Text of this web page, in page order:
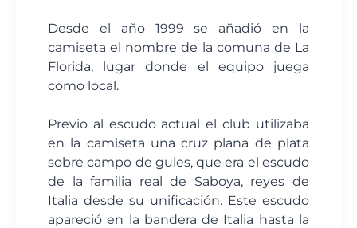
Desde el año 1999 se añadió en la
camiseta el nombre de la comuna de La
Florida, lugar donde el equipo juega
como local.
Previo al escudo actual el club utilizaba
en la camiseta una cruz plana de plata
sobre campo de gules, que era el escudo
de la familia real de Saboya, reyes de
Italia desde su unificación. Este escudo
apareció en la bandera de Italia hasta la